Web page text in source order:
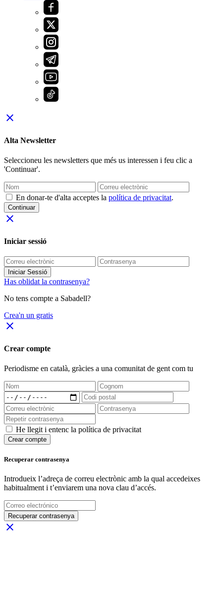
close
Alta Newsletter
Seleccioneu les newsletters que més us interessen i feu clic a
'Continuar'.
En donar-te d'alta acceptes la política de privacitat.
Continuar
close
Iniciar sessió
Iniciar Sessió
Has oblidat la contrasenya?
No tens compte a Sabadell?
Crea'n un gratis
close
Crear compte
Periodisme en català, gràcies a una comunitat de gent com tu
He llegit i entenc la política de privacitat
Crear compte
Recuperar contrasenya
Introdueix l’adreça de correu electrònic amb la qual accedeixes
habitualment i t’enviarem una nova clau d’accés.
Recuperar contrasenya
close